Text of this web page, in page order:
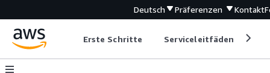
Deutsch Präferenzen Kontakt
Erste Schritte Serviceleitfäden